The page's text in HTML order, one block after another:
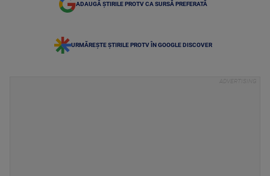
ADAUGĂ ȘTIRILE PROTV CA SURSĂ PREFERATĂ
URMĂREȘTE ȘTIRILE PROTV ÎN GOOGLE DISCOVER